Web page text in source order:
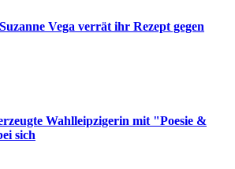
Vega verrät ihr Rezept gegen
Wahlleipzigerin mit "Poesie &
sich